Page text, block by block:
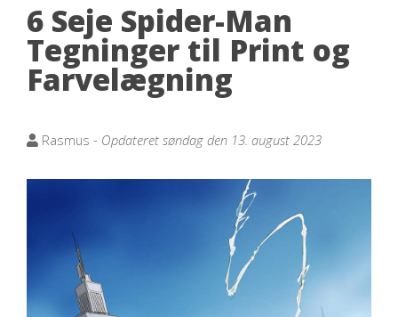
6 Seje Spider-Man
Tegninger til Print og
Farvelægning
Rasmus - Opdateret søndag den 13. august 2023